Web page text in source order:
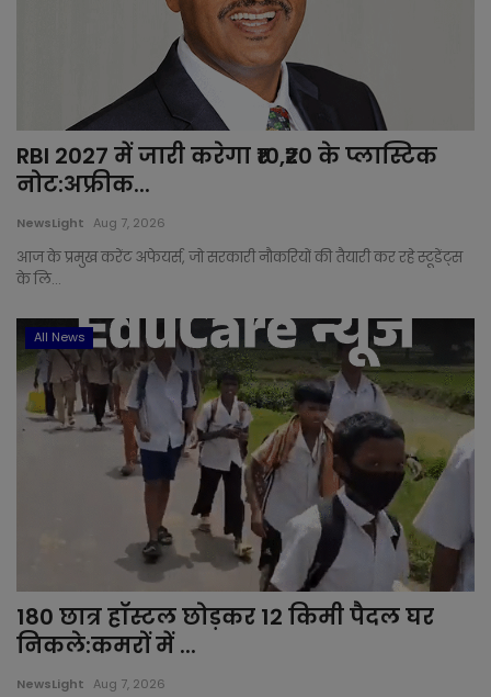
RBI 2027 में जारी करेगा ₹10,₹20 के प्लास्टिक
नोट:अफ्रीक...
NewsLight Aug 7, 2026
आज के प्रमुख करेंट अफेयर्स, जो सरकारी नौकरियों की तैयारी कर रहे स्टूडेंट्स
के लि...
All News
180 छात्र हॉस्टल छोड़कर 12 किमी पैदल घर
निकले:कमरों में ...
NewsLight Aug 7, 2026